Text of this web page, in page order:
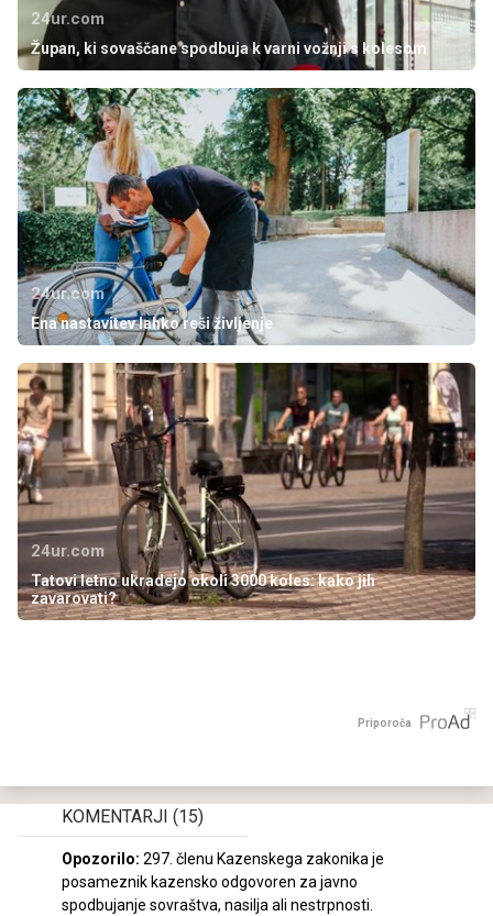
24ur.com
Župan, ki sovaščane spodbuja k varni vožnji s kolesom
24ur.com
Ena nastavitev lahko reši življenje
24ur.com
Tatovi letno ukradejo okoli 3000 koles: kako jih
zavarovati?
Priporoča
KOMENTARJI (15)
Opozorilo: 297. členu Kazenskega zakonika je
posameznik kazensko odgovoren za javno
spodbujanje sovraštva, nasilja ali nestrpnosti.